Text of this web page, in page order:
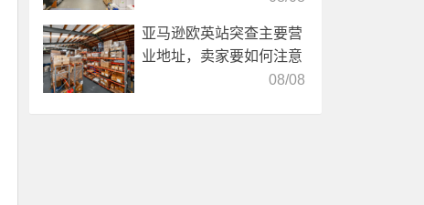
亚马逊欧英站突查主要营
业地址，卖家要如何注意
08/08